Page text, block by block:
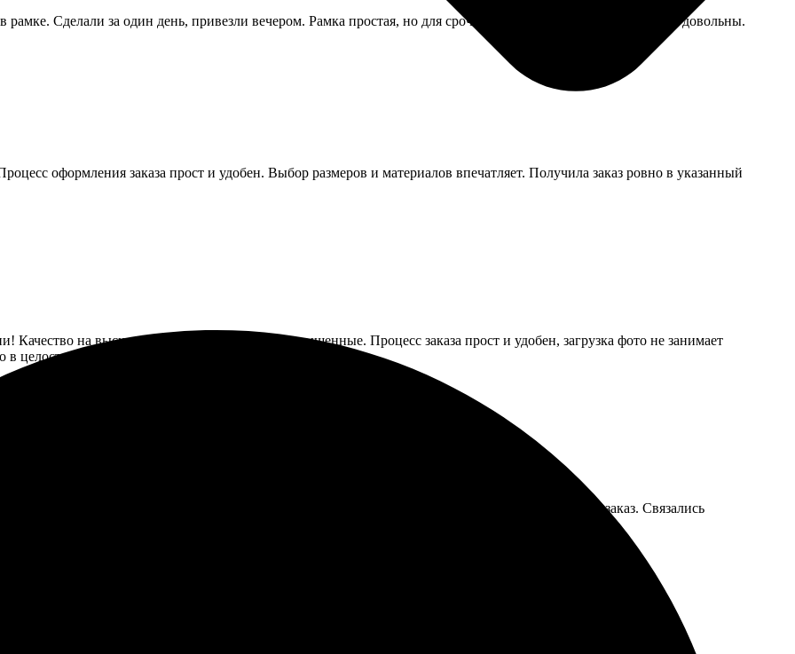
Сделали за один день, привезли вечером. Рамка простая, но для срочного подарка сгодилось, остались довольны.
оформления заказа прост и удобен. Выбор размеров и материалов впечатляет. Получила заказ ровно в указанный
Качество на высшем уровне, цвета яркие и насыщенные. Процесс заказа прост и удобен, загрузка фото не занимает
целости. Обязательно закажу снова!
Всё прошло гладко. Сайт понятный, выбор удобный. Загрузила фото, выбрала формат, оформила заказ. Связались
впечатляет. Цвета яркие, передача деталей отличная. Рекомендую!